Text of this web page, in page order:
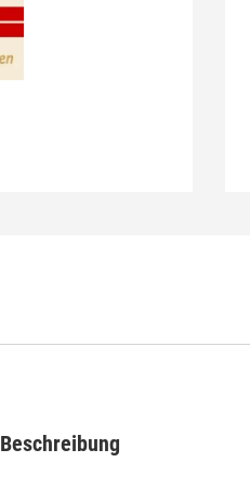
Beschreibung